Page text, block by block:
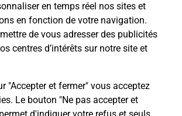
en temps réel nos sites et
en fonction de votre navigation.
de vous adresser des publicités
centres d’intérêts sur notre site et
"Accepter et fermer" vous acceptez
Le bouton "Ne pas accepter et
mon code de la route
et sous quelles